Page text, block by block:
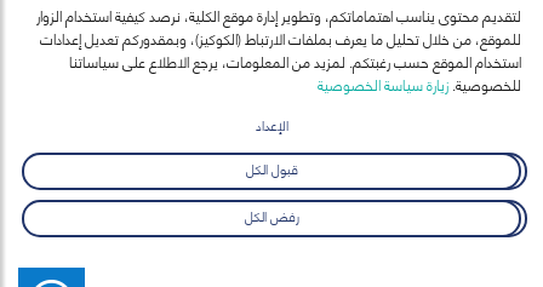
انضم إلى قائمة مراسلاتنا
ارسال
لتقديم محتوى يناسب اهتماماتكم، وتطوير إدارة موقع الكلية، نرصد كيفية استخدام الزوار
للموقع، من خلال تحليل ما يعرف بملفات الارتباط (الكوكيز)، وبمقدوركم تعديل إعدادات
استخدام الموقع حسب رغبتكم. لمزيد من المعلومات، يرجع الاطلاع على سياساتنا
للخصوصية.زيارة سياسة الخصوصية
الإعداد
قبول الكل
رفض الكل